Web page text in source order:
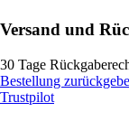
Versand und
30 Tage
Bestellung
Trustpilot